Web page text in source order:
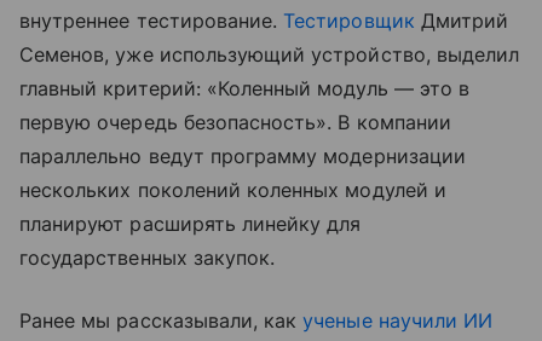
внутреннее тестирование. Тестировщик Дмитрий
Семенов, уже использующий устройство, выделил
главный критерий: «Коленный модуль — это в
первую очередь безопасность». В компании
параллельно ведут программу модернизации
нескольких поколений коленных модулей и
планируют расширять линейку для
государственных закупок.
Ранее мы рассказывали, какученые научили ИИ